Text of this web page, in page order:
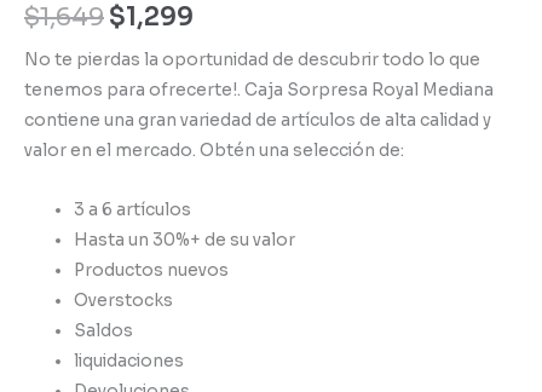
$1,649El
precio
original
era:
$1,649.
$1,299
precio
actual
es:
No te pierdas la oportunidad de descubrir todo lo que
tenemos para ofrecerte!. Caja Sorpresa Royal Mediana
contiene una gran variedad de artículos de alta calidad y
valor en el mercado. Obtén una selección de:
3 a 6 artículos
Hasta un 30%+ de su valor
Productos nuevos
Overstocks
Saldos
liquidaciones